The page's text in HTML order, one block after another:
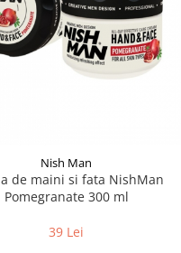
Nish Man
de maini si fata NishMan
Pomegranate 300 ml
39 Lei